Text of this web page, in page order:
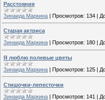
Расстояния
Зинаида Маркина | Просмотров: 134 |
Старая актриса
Зинаида Маркина
Просмотров: 180
Я люблю полевые цветы
Зинаида Маркина | Просмотров: 125 |
Стишочки-лепесточки
Зинаида Маркина | Просмотров: 141 |